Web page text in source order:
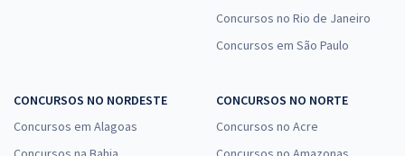
Concursos no Rio de Janeiro
Concursos em São Paulo
CONCURSOS NO NORDESTE
Concursos em Alagoas
CONCURSOS NO NORTE
Concursos no Acre